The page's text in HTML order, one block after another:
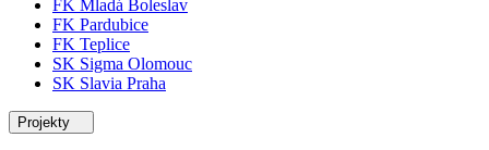
FK Mladá Boleslav
FK Pardubice
FK Teplice
SK Sigma Olomouc
SK Slavia Praha
Projekty